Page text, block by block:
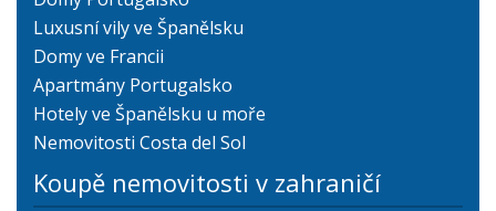
Luxusní vily ve Španělsku
Domy ve Francii
Apartmány Portugalsko
Hotely ve Španělsku u moře
Nemovitosti Costa del Sol
Koupě nemovitosti v zahraničí